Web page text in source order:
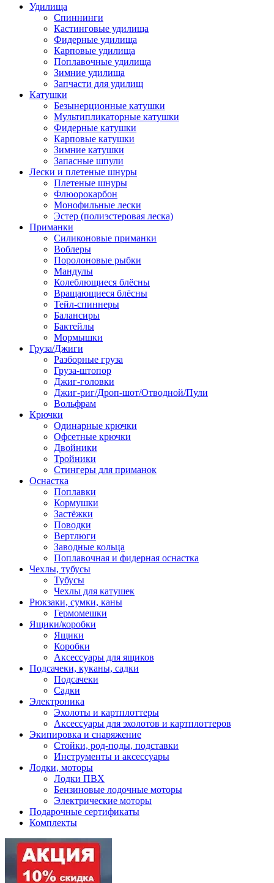
Удилища
Спиннинги
Кастинговые удилища
Фидерные удилища
Карповые удилища
Поплавочные удилища
Зимние удилища
Запчасти для удилищ
Катушки
Безынерционные катушки
Мультипликаторные катушки
Фидерные катушки
Карповые катушки
Зимние катушки
Запасные шпули
Лески и плетеные шнуры
Плетеные шнуры
Флюорокарбон
Монофильные лески
Эстер (полиэстеровая леска)
Приманки
Силиконовые приманки
Воблеры
Поролоновые рыбки
Мандулы
Колеблющиеся блёсны
Вращающиеся блёсны
Тейл-спиннеры
Балансиры
Бактейлы
Мормышки
Груза/Джиги
Разборные груза
Груза-штопор
Джиг-головки
Джиг-риг/Дроп-шот/Отводной/Пули
Вольфрам
Крючки
Одинарные крючки
Офсетные крючки
Двойники
Тройники
Стингеры для приманок
Оснастка
Поплавки
Кормушки
Застёжки
Поводки
Вертлюги
Заводные кольца
Поплавочная и фидерная оснастка
Чехлы, тубусы
Тубусы
Чехлы для катушек
Рюкзаки, сумки, каны
Гермомешки
Ящики/коробки
Ящики
Коробки
Аксессуары для ящиков
Подсачеки, куканы, садки
Подсачеки
Садки
Электроника
Эхолоты и картплоттеры
Аксессуары для эхолотов и картплоттеров
Экипировка и снаряжение
Стойки, род-поды, подставки
Инструменты и аксессуары
Лодки, моторы
Лодки ПВХ
Бензиновые лодочные моторы
Электрические моторы
Подарочные сертификаты
Комплекты